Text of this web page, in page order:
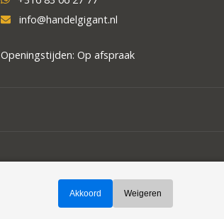
Akkoord Weigeren
info@handelgigant.nl
Openingstijden: Op afspraak